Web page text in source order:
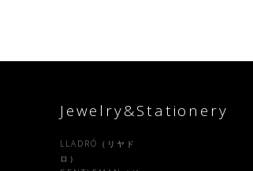
Jewelry&Stationery
LLADRÓ（リヤド
ロ）